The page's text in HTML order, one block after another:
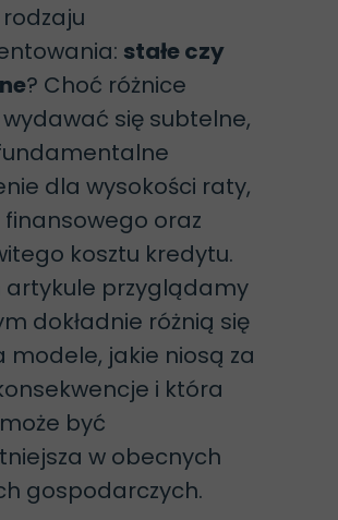
stałe czy
? Choć różnice
się subtelne,
dla wysokości raty,
finansowego oraz
kosztu kredytu.
artykule przyglądamy
dokładnie różnią się
modele, jakie niosą za
i która
być
w obecnych
gospodarczych.